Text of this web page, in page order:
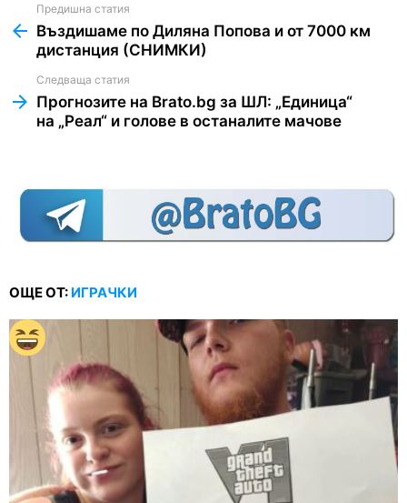
more
Предишна статия
Въздишаме по Диляна Попова и от 7000 км
дистанция (СНИМКИ)
Следваща статия
Прогнозите на Brato.bg за ШЛ: „Единица“
на „Реал“ и голове в останалите мачове
ОЩЕ ОТ: ИГРАЧКИ